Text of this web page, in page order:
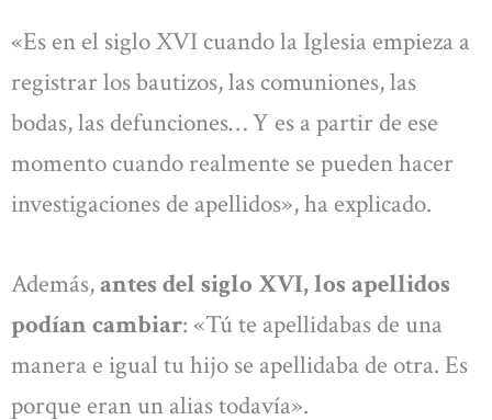
«Es en el siglo XVI cuando la Iglesia empieza a
registrar los bautizos, las comuniones, las
bodas, las defunciones… Y es a partir de ese
momento cuando realmente se pueden hacer
investigaciones de apellidos», ha explicado.
Además,antes del siglo XVI, los apellidos
podían cambiar: «Tú te apellidabas de una
manera e igual tu hijo se apellidaba de otra. Es
porque eran un alias todavía».